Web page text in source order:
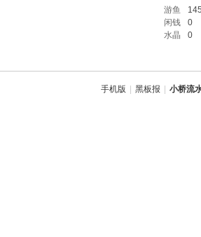
游鱼
145
闲钱
0
水晶
0
手机版 黑板报 小桥流